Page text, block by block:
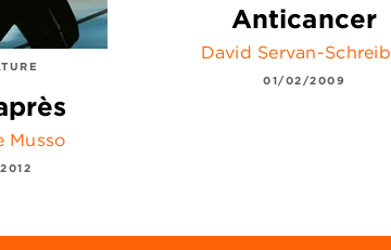
Musso
Anticancer
David Servan-
01/02/2009